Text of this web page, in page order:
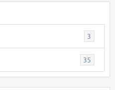
3
35